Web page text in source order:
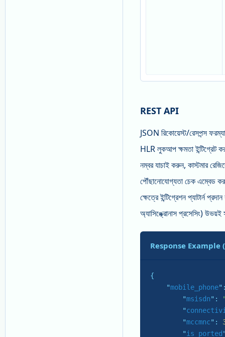
REST API
JSON রিকোয়েস্ট/রেসপন্স
HLR লুকআপ ক্ষমতা ইন্টিগ্রেট
নম্বর যাচাই করুন, কাস্টমার
পৌঁছানোযোগ্যতা চেক এম্বেড
ক্ষেত্রে ইন্টিগ্রেশন প্যাটার্ন
অ্যাসিঙ্ক্রোনাস প্রসেসিং) উভয়ই
Response Example
{
    "
mobile_phone
        "
msisdn":
        "
        "
mccmnc":
        "
is_ported